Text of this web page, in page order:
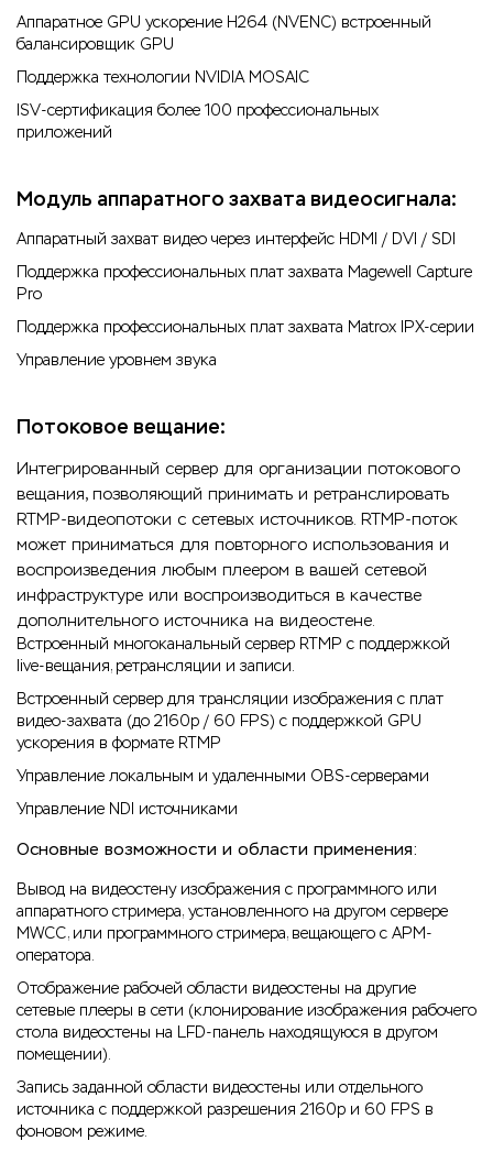
Аппаратное GPU ускорение H264 (NVENC) встроенный
балансировщик GPU
Поддержка технологии NVIDIA MOSAIC
ISV-сертификация более 100 профессиональных
приложений
Модуль аппаратного захвата видеосигнала:
Аппаратный захват видео через интерфейс HDMI / DVI / SDI
Поддержка профессиональных плат захвата Magewell Capture
Pro
Поддержка профессиональных плат захвата Matrox IPX-серии
Управление уровнем звука
Потоковое вещание:
Интегрированный сервер для организации потокового
вещания, позволяющий принимать и ретранслировать
RTMP-видеопотоки с сетевых источников. RTMP-поток
может приниматься для повторного использования и
воспроизведения любым плеером в вашей сетевой
инфраструктуре или воспроизводиться в качестве
дополнительного источника на видеостене.
Встроенный многоканальный сервер RTMP с поддержкой
live-вещания, ретрансляции и записи.
Встроенный сервер для трансляции изображения с плат
видео-захвата (до 2160p / 60 FPS) с поддержкой GPU
ускорения в формате RTMP
Управление локальным и удаленными OBS-cерверами
Управление NDI источниками
Основные возможности и области применения:
Вывод на видеостену изображения с программного или
аппаратного стримера, установленного на другом сервере
MWCC, или программного стримера, вещающего с АРМ-
оператора.
Отображение рабочей области видеостены на другие
сетевые плееры в сети (клонирование изображения рабочего
стола видеостены на LFD-панель находящуюся в другом
помещении).
Запись заданной области видеостены или отдельного
источника с поддержкой разрешения 2160p и 60 FPS в
фоновом режиме.